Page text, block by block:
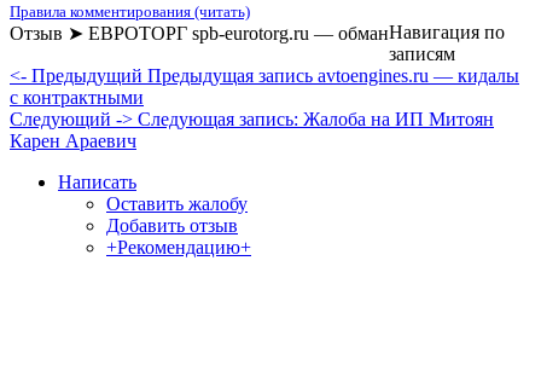
Правила комментирования (читать)
Отзыв ➤ ЕВРОТОРГ spb-eurotorg.ru — обманНавигация по
записям
<- Предыдущий Предыдущая запись avtoengines.ru — кидалы
с контрактными
Следующий -> Следующая запись: Жалоба на ИП Митоян
Карен Араевич
Написать
Оставить жалобу
Добавить отзыв
+Рекомендацию+